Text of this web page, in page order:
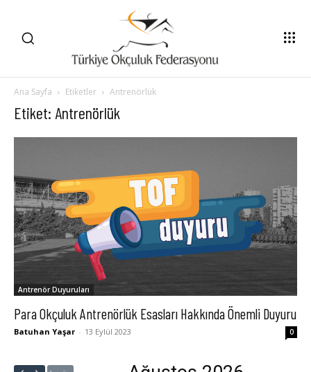
Ana Sayfa Etiketler Antrenörlük
Etiket: Antrenörlük
Antrenör Duyuruları
Para Okçuluk Antrenörlük Esasları Hakkında Önemli Duyuru
Batuhan Yaşar - 13 Eylül 2023 0